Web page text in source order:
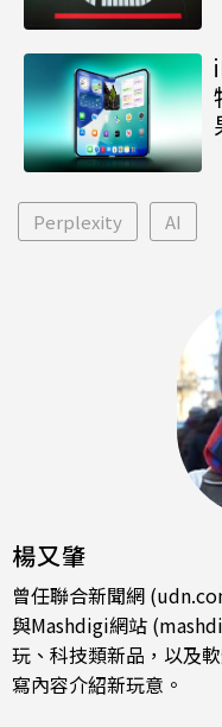
Perplexity AI
楊又肇
曾任聯合新聞網
與Mashdigi網站
玩、科技類新品，以及
寫內容介紹新玩意。